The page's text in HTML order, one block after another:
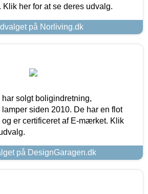
her for at se deres udvalg.
på Norliving.dk
solgt boligindretning,
siden 2010. De har en flot
og er certificeret af E-mærket. Klik
på DesignGaragen.dk